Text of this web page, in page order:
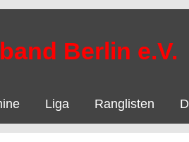
Berlin e.V.
Liga Ranglisten